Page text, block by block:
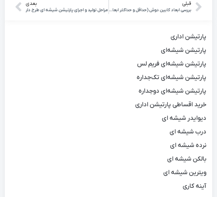
پارتیشن اداری
پارتیشن شیشه‌ای
پارتیشن شیشه‌ای فریم لس
پارتیشن شیشه‌ای تک‌جداره
پارتیشن شیشه‌ای دوجداره
خرید اقساطی پارتیشن اداری
دیوایدر شیشه ای
درب شیشه ای
نرده شیشه ای
بالکن شیشه ای
ویترین شیشه ای
آینه کاری
قبلی
بررسی ابعاد کابین دوش (حداقل و حداکثر ابعاد)
بعدی
مراحل تولید و اجرای پارتیشن شیشه ای طرح دار